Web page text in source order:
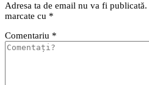
Adresa ta de email nu va fi publicată.
marcate cu *
Comentariu *